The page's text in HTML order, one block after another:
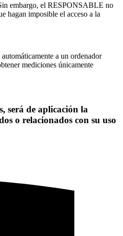
embargo, el RESPONSABLE no
hagan imposible el acceso a la
a un ordenador
mediciones únicamente
será de aplicación la
o relacionados con su uso